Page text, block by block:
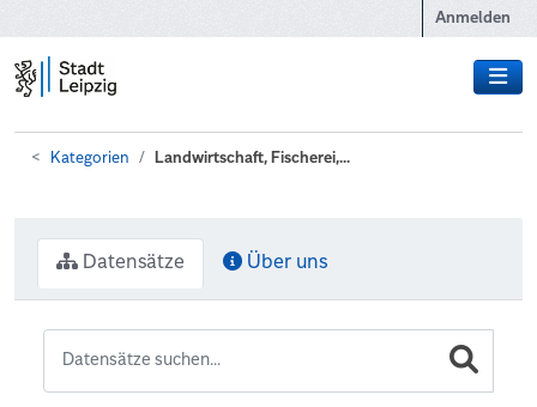
Anmelden
Kategorien Landwirtschaft, Fischerei,...
Datensätze Über uns